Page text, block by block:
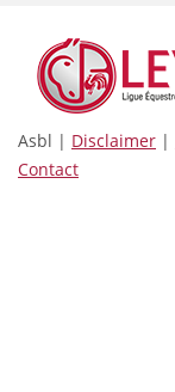
Asbl | Disclaimer |
Contact